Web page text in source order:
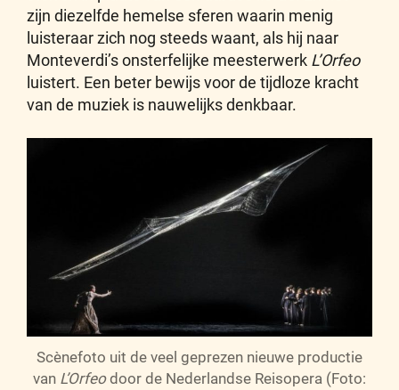
zijn diezelfde hemelse sferen waarin menig
luisteraar zich nog steeds waant, als hij naar
Monteverdi’s onsterfelijke meesterwerk L’Orfeo
luistert. Een beter bewijs voor de tijdloze kracht
van de muziek is nauwelijks denkbaar.
Scènefoto uit de veel geprezen nieuwe productie
van L’Orfeodoor de Nederlandse Reisopera (Foto: